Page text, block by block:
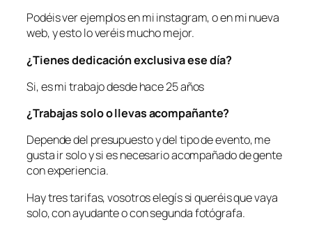
Podéis ver ejemplos en mi instagram, o en mi nueva
web, y esto lo veréis mucho mejor.
¿Tienes dedicación exclusiva ese día?
Si, es mi trabajo desde hace 25 años
¿Trabajas solo o llevas acompañante?
Depende del presupuesto y del tipo de evento, me
gusta ir solo y si es necesario acompañado de gente
con experiencia.
Hay tres tarifas, vosotros elegís si queréis que vaya
solo, con ayudante o con segunda fotógrafa.